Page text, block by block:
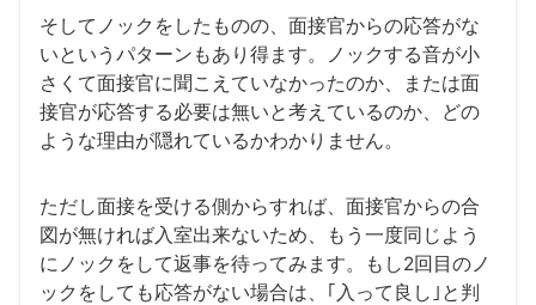
そしてノックをしたものの、面接官からの応答がな
いというパターンもあり得ます。ノックする音が小
さくて面接官に聞こえていなかったのか、または面
接官が応答する必要は無いと考えているのか、どの
ような理由が隠れているかわかりません。
ただし面接を受ける側からすれば、面接官からの合
図が無ければ入室出来ないため、もう一度同じよう
にノックをして返事を待ってみます。もし2回目のノ
ックをしても応答がない場合は、｢入って良し｣と判